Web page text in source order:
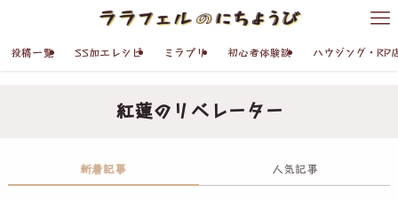
投稿一覧 SS加工レシピ ミラプリ 初心者体験談 ハウジング・RP
紅蓮のリベレーター
新着記事 人気記事